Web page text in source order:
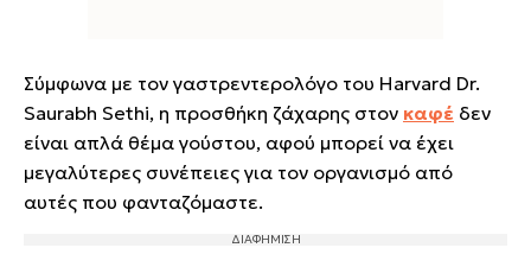
Σύμφωνα με τον γαστρεντερολόγο του Harvard Dr.
Saurabh Sethi, η προσθήκη ζάχαρης στον καφέ δεν
είναι απλά θέμα γούστου, αφού μπορεί να έχει
μεγαλύτερες συνέπειες για τον οργανισμό από
αυτές που φανταζόμαστε.